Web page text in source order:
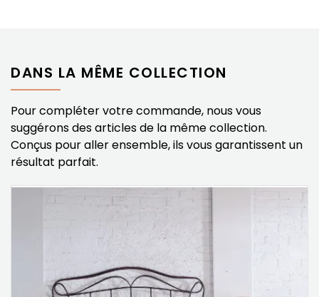
DANS LA MÊME COLLECTION
Pour compléter votre commande, nous vous
suggérons des articles de la même collection.
Conçus pour aller ensemble, ils vous garantissent un
résultat parfait.